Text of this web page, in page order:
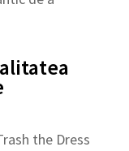
the Dress